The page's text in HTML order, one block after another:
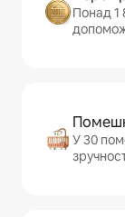
Понад 1
У 30